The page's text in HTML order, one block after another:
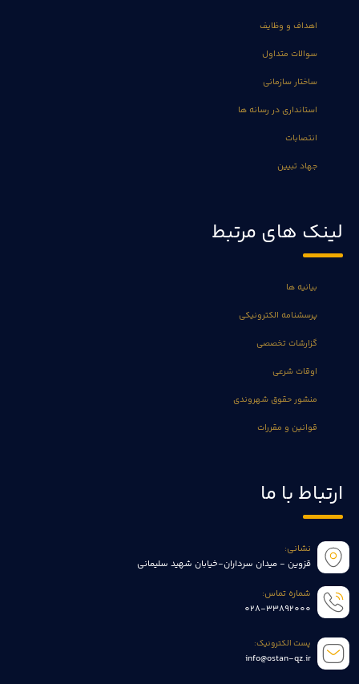
اهداف و وظایف
سوالات متداول
ساختار سازمانی
استانداری در رسانه ها
انتصابات
جهاد تبیین
لینک های مرتبط
بیانیه ها
پرسشنامه الکترونیکی
گزارشات تخصصی
اوقات شرعی
منشور حقوق شهروندی
قوانین و مقررات
ارتباط با ما
نشانی:
قزوین - میدان سرداران-خیابان شهید سلیمانی
شماره تماس:
028-33892000
پست الکترونیک:
info@ostan-qz.ir